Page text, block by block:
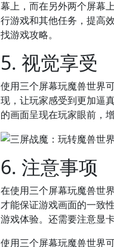
幕上，而在另外两个屏幕
行游戏和其他任务，提高
找游戏攻略。
5. 视觉享受
使用三个屏幕玩魔兽世界
现，让玩家感受到更加逼
的画面呈现在玩家眼前，
6. 注意事项
在使用三个屏幕玩魔兽世
才能保证游戏画面的一致
游戏体验。还需要注意显
使用三个屏幕玩魔兽世界